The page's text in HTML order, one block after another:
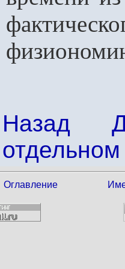
Назад
Оглавление